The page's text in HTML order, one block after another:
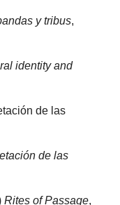
y tribus,
identity and
de las
de las
Rites of Passage,